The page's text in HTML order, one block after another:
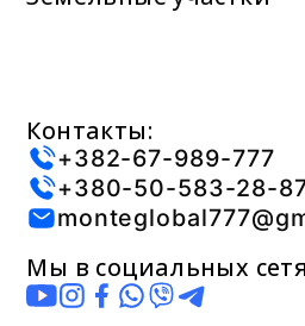
Контакты:
+382-67-989-777
+380-50-583-28-
Мы в социальных